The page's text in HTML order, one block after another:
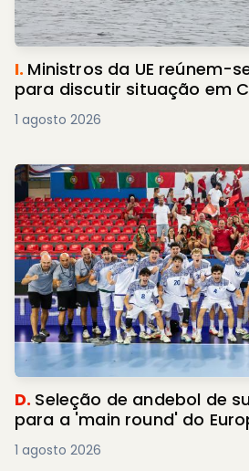
I. Ministros da UE reúnem-
para discutir situação em
1 agosto 2026
D. Seleção de andebol de
para a 'main round' do
1 agosto 2026